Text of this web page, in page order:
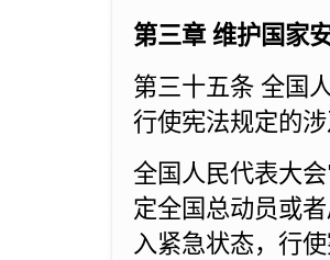
第三章 维护国家
第三十五条 全国
行使宪法规定的
全国人民代表大
定全国总动员或
入紧急状态，行